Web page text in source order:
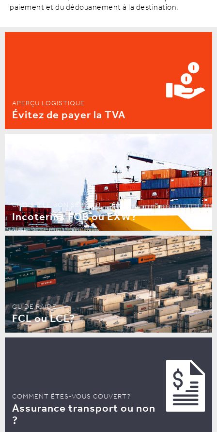
paiement et du dédouanement à la destination.
APERÇU LOGISTIQUE
Évitez de payer la TVA
CHOISIR LE BON SERVICE
Incoterms FOB ou EXW?
GUIDE RAIDE
FCL ou LCL?
COMMENT ÊTES-VOUS COUVERT?
Assurance transport ou non
?